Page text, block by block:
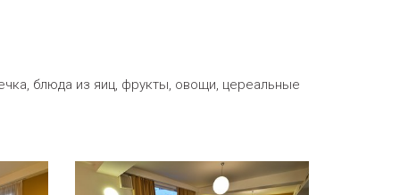
блюда из яиц, фрукты, овощи, цереальные